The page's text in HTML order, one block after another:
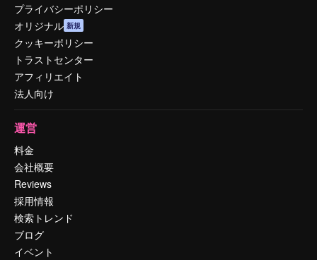
プライバシーポリシー
オリジナル 新規
クッキーポリシー
トラストセンター
アフィリエイト
法人向け
運営
料金
会社概要
Reviews
採用情報
検索トレンド
ブログ
イベント